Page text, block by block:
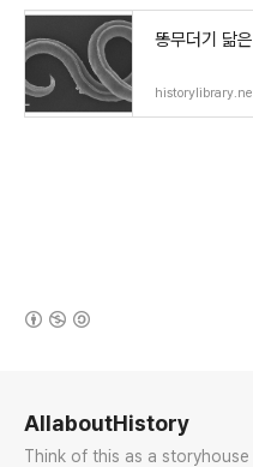
똥무더기 닮
AllaboutHistory
Think of this as a